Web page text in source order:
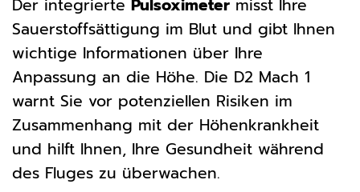
Der integrierte Pulsoximeter misst Ihre
Sauerstoffsättigung im Blut und gibt Ihnen
wichtige Informationen über Ihre
Anpassung an die Höhe. Die D2 Mach 1
warnt Sie vor potenziellen Risiken im
Zusammenhang mit der Höhenkrankheit
und hilft Ihnen, Ihre Gesundheit während
des Fluges zu überwachen.